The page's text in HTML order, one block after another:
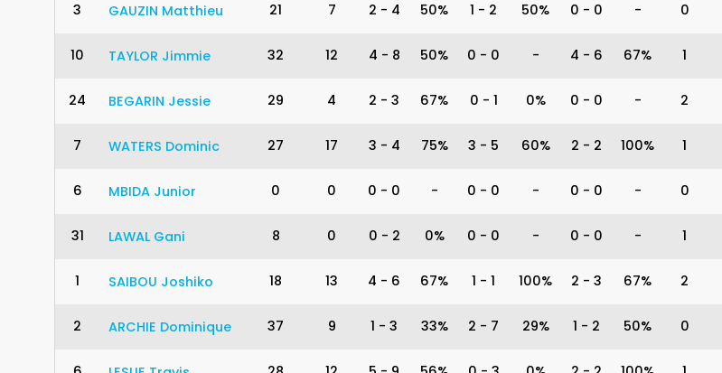
3 GAUZIN Matthieu 21 7 2 - 4 50% 1 - 2 50% 0 - 0 - 0
10 TAYLOR Jimmie 32 12 4 - 8 50% 0 - 0 - 4 - 6 67% 1
24 BEGARIN Jessie 29 4 2 - 3 67% 0 - 1 0% 0 - 0 - 2
7 WATERS Dominic 27 17 3 - 4 75% 3 - 5 60% 2 - 2 100% 1
6 MBIDA Junior 0 0 0 - 0 - 0 - 0 - 0 - 0 - 0
31 LAWAL Gani 8 0 0 - 2 0% 0 - 0 - 0 - 0 - 1
1 SAIBOU Joshiko 18 13 4 - 6 67% 1 - 1 100% 2 - 3 67% 2
2 ARCHIE Dominique 37 9 1 - 3 33% 2 - 7 29% 1 - 2 50% 0